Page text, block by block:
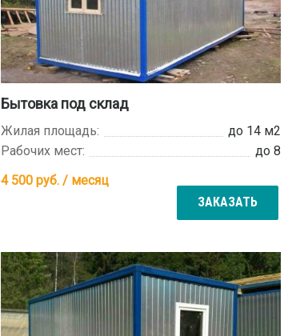
Бытовка под склад
Жилая площадь:
до 14 м2
Рабочих мест:
до 8
4 500руб. / месяц
ЗАКАЗАТЬ